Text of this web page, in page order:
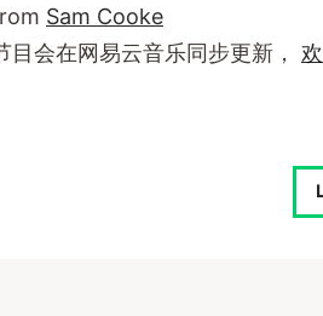
Sam Cooke
目会在网易云音乐同步更新，